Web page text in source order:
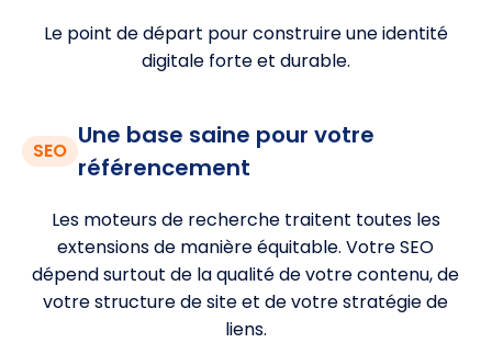
Le point de départ pour construire une identité
digitale forte et durable.
SEO
Une base saine pour votre
référencement
Les moteurs de recherche traitent toutes les
extensions de manière équitable. Votre SEO
dépend surtout de la qualité de votre contenu, de
votre structure de site et de votre stratégie de
liens.